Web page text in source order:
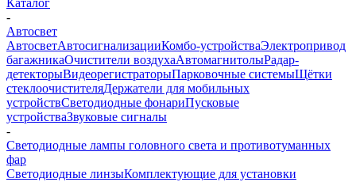
Каталог
-
Автосвет
АвтосветАвтосигнализацииКомбо-устройстваЭлектропривод
багажникаОчистители воздухаАвтомагнитолыРадар-
детекторыВидеорегистраторыПарковочные системыЩётки
стеклоочистителяДержатели для мобильных
устройствСветодиодные фонариПусковые
устройстваЗвуковые сигналы
-
Светодиодные лампы головного света и противотуманных
фар
Светодиодные линзыКомплектующие для установки